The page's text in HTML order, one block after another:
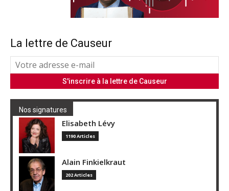
La lettre de Causeur
Nos signatures
Elisabeth Lévy
1190 Articles
Alain Finkielkraut
202 Articles